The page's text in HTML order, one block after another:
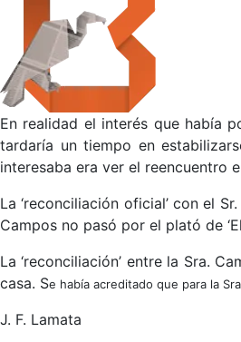
En realidad el interés que había
tardaría un tiempo en
interesaba era ver el reencuentro
La ‘reconciliación oficial’ con el
Campos no pasó por el plató de
La ‘reconciliación’ entre la Sra.
casa. Se había acreditado que para la
J. F. Lamata